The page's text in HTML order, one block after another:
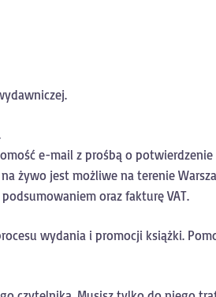
e-mail z prośbą o
żywo jest możliwe na terenie
oraz fakturę VAT.
wydania i promocji książki.